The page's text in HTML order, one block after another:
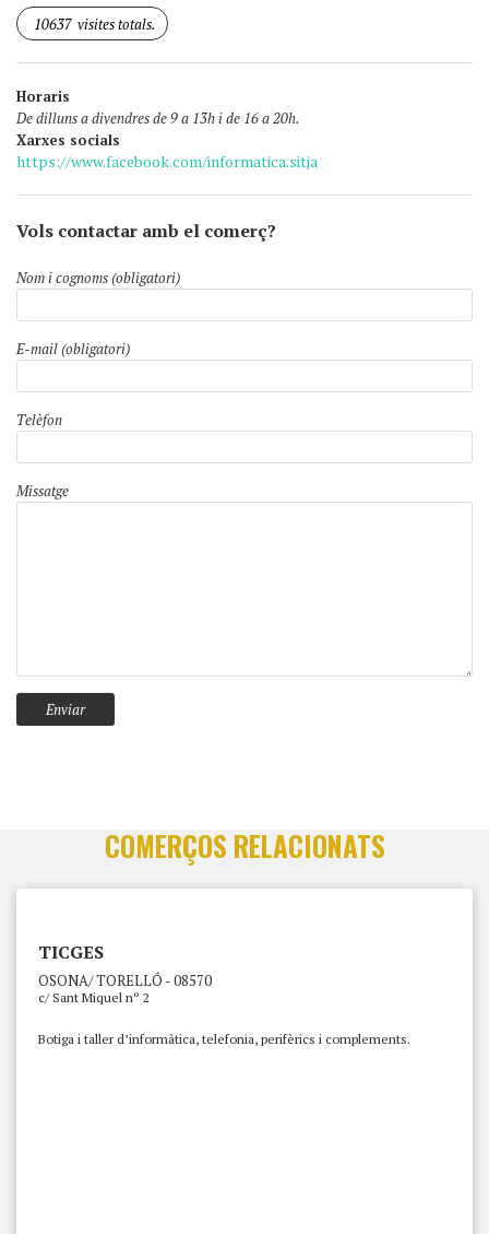
10637 visites totals.
Horaris
De dilluns a divendres de 9 a 13h i de 16 a 20h.
Xarxes socials
https://www.facebook.com/informatica.sitja
Vols contactar amb el comerç?
Nom i cognoms (obligatori)
E-mail (obligatori)
Telèfon
Missatge
COMERÇOS RELACIONATS
TICGES
OSONA/ TORELLÓ - 08570
c/ Sant Miquel nº 2
Botiga i taller d’informàtica, telefonia, perifèrics i complements.